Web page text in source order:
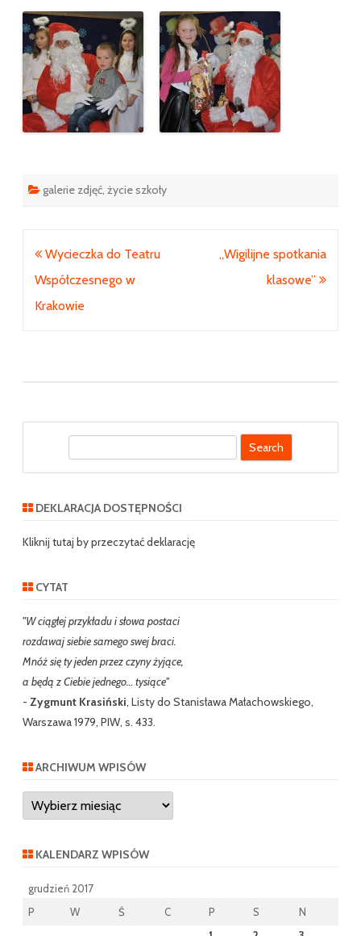
galerie zdjęć życie szkoły
Nawigacja
wpisu
Wycieczka do Teatru
Współczesnego w
Krakowie
„Wigilijne spotkania
klasowe”
r
h
DEKLARACJA DOSTĘPNOŚCI
Kliknij tutaj by przeczytać deklarację
CYTAT
"W ciągłej przykładu i słowa postaci
rozdawaj siebie samego swej braci.
Mnóż się ty jeden przez czyny żyjące,
a będą z Ciebie jednego… tysiące"
- Zygmunt Krasiński, Listy do Stanisława Małachowskiego,
Warszawa 1979, PIW, s. 433.
ARCHIWUM WPISÓW
Archiwum
wpisów
KALENDARZ WPISÓW
grudzień 2017
P
W Ś C P S
N